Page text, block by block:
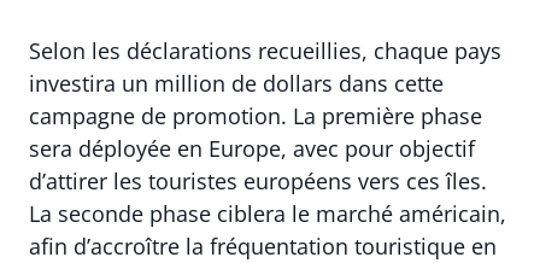
Selon les déclarations recueillies, chaque pays
investira un million de dollars dans cette
campagne de promotion. La première phase
sera déployée en Europe, avec pour objectif
d’attirer les touristes européens vers ces îles.
La seconde phase ciblera le marché américain,
afin d’accroître la fréquentation touristique en